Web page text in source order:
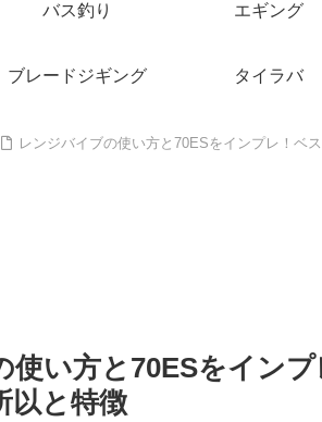
バス釣り エギング
ブレードジギング タイラバ
レンジバイブの使い方と70ESをインプレ！ベ
使い方と70ESをイン
以と特徴